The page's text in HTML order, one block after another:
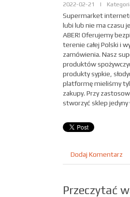
2022-02-21 |
Supermarket
lubi lub nie ma czasu
ABER! Oferujemy
terenie całej Polski i
zamówienia. Nasz
produktów
produkty sypkie,
platformę mieliśmy
zakupy. Przy
stworzyć sklep
Dodaj Komentarz
Przeczytać